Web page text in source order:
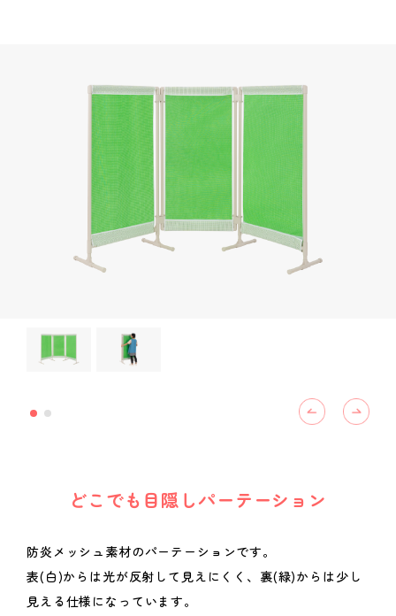
どこでも目隠しパーテーション
防炎メッシュ素材のパーテーションです。
表(白)からは光が反射して見えにくく、裏(緑)からは少し
見える仕様になっています。